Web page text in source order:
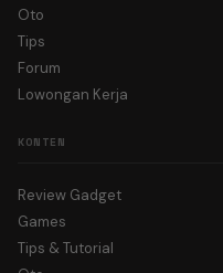
Oto
Tips
Forum
Lowongan Kerja
KONTEN
Review Gadget
Games
Tips & Tutorial